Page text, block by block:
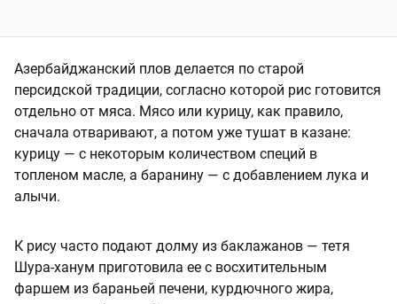
Азербайджанский плов делается по старой
персидской традиции, согласно которой рис готовится
отдельно от мяса. Мясо или курицу, как правило,
сначала отваривают, а потом уже тушат в казане:
курицу — с некоторым количеством специй в
топленом масле, а баранину — с добавлением лука и
алычи.
К рису часто подают долму из баклажанов — тетя
Шура-ханум приготовила ее с восхитительным
фаршем из бараньей печени, курдючного жира,